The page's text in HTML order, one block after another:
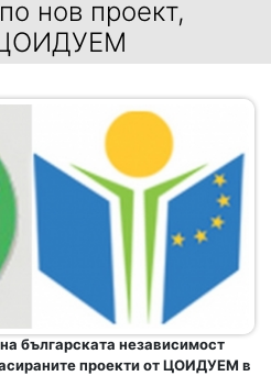
нов проект,
ЦОИДУЕМ
българската независимост
проекти от ЦОИДУЕМ в